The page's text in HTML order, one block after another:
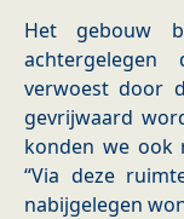
Het gebouw
verwoest door
gevrijwaard
konden we ook
“Via deze
nabijgelegen